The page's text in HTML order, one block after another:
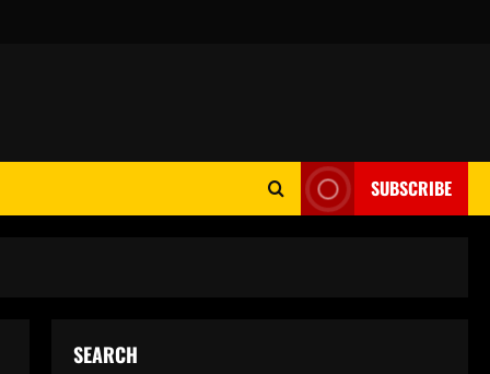
SUBSCRIBE
SEARCH